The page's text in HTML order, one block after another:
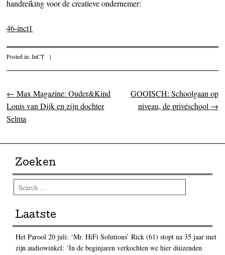
handreiking voor de creatieve ondernemer:
46-inct1
Posted in:InCT |
Post navigation
← Max Magazine: Ouder&Kind
Louis van Dijk en zijn dochter
Selma
GOOISCH: Schoolgaan op
niveau, de privéschool →
Zoeken
Search
Laatste
Het Parool 20 juli: ‘Mr. HiFi Solutions’ Rick (61) stopt na 35 jaar met
zijn audiowinkel: ‘In de beginjaren verkochten we hier duizenden